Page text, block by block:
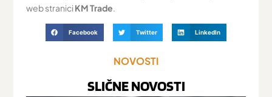
web stranici KM Trade
Facebook Twitter LinkedIn
NOVOSTI
SLIČNE NOVOSTI